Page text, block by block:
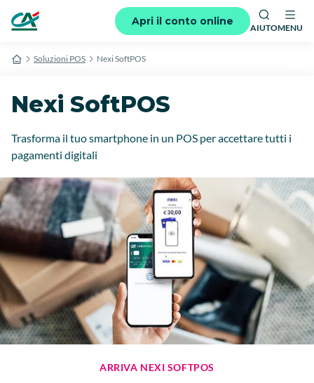
Apri il conto online
AIUTOMENU
Soluzioni POS Nexi SoftPOS
Nexi SoftPOS
Trasforma il tuo smartphone in un POS per accettare tutti i
pagamenti digitali
ARRIVA NEXI SOFTPOS